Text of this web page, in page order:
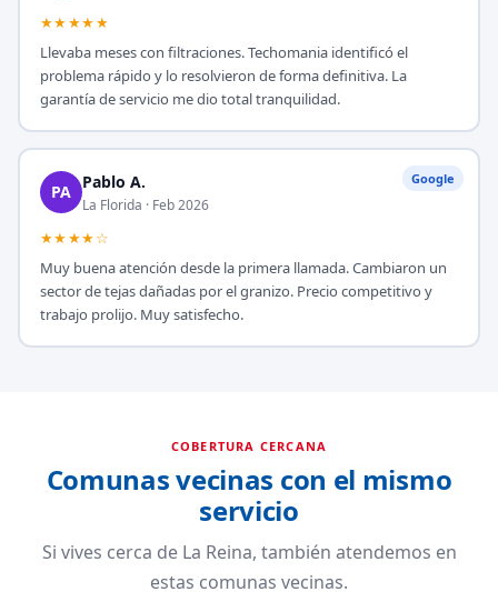
★★★★★
Llevaba meses con filtraciones. Techomania identificó el
problema rápido y lo resolvieron de forma definitiva. La
garantía de servicio me dio total tranquilidad.
Google
PA Pablo A.
La Florida · Feb 2026
★★★★☆
Muy buena atención desde la primera llamada. Cambiaron un
sector de tejas dañadas por el granizo. Precio competitivo y
trabajo prolijo. Muy satisfecho.
COBERTURA CERCANA
Comunas vecinas con el mismo
servicio
Si vives cerca de La Reina, también atendemos en
estas comunas vecinas.